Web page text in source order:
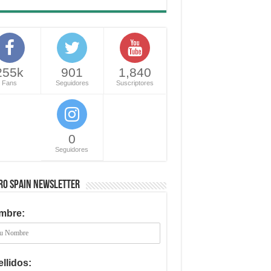
Fans
901
Seguidores
1,840
Suscriptores
0
Seguidores
SPAIN NEWSLETTER